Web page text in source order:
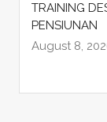
TRAINING
PENSIUNAN
August 8,